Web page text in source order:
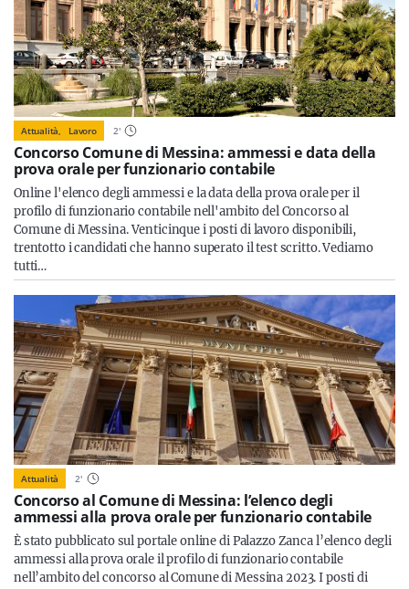
Attualità, Lavoro 2'
Concorso Comune di Messina: ammessi e data della
prova orale per funzionario contabile
Online l'elenco degli ammessi e la data della prova orale per il
profilo di funzionario contabile nell'ambito del Concorso al
Comune di Messina. Venticinque i posti di lavoro disponibili,
trentotto i candidati che hanno superato il test scritto. Vediamo
tutti…
Attualità 2'
Concorso al Comune di Messina: l’elenco degli
ammessi alla prova orale per funzionario contabile
È stato pubblicato sul portale online di Palazzo Zanca l’elenco degli
ammessi alla prova orale il profilo di funzionario contabile
nell’ambito del concorso al Comune di Messina 2023. I posti di